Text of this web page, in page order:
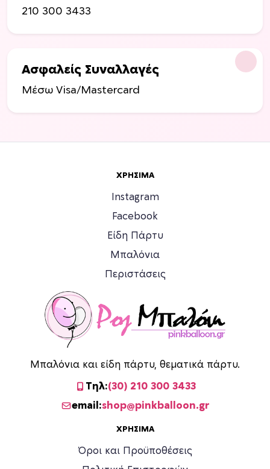
210 300 3433
Ασφαλείς Συναλλαγές
Μέσω Visa/Mastercard
ΧΡΉΣΙΜΑ
Instagram
Facebook
Είδη Πάρτυ
Μπαλόνια
Περιστάσεις
Μπαλόνια και είδη πάρτυ, θεματικά πάρτυ.
Τηλ:(30) 210 300 3433
email:shop@pinkballoon.gr
ΧΡΉΣΙΜΑ
Όροι και Προϋποθέσεις